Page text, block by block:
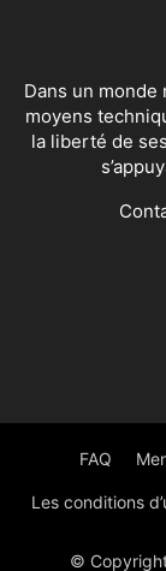
Dans un
moyens
la liberté de
FAQ
Les conditions
©